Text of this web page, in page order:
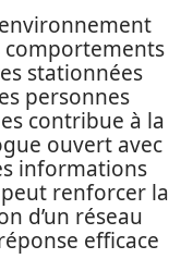
stationnées
personnes
contribue à la
ouvert avec
informations
renforcer la
d’un réseau
efficace